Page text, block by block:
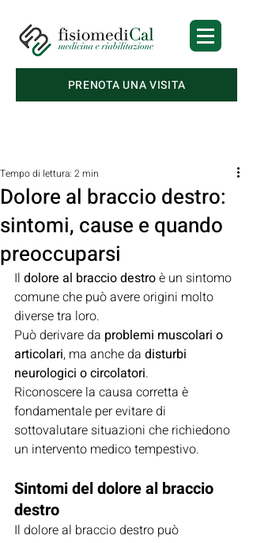
PRENOTA UNA VISITA
Dolore al braccio destro:
sintomi, cause e quando
preoccuparsi
Tempo di lettura: 2 min
Il dolore al braccio destro è un sintomo
comune che può avere origini molto
diverse tra loro.
Può derivare da problemi muscolari o
articolari, ma anche da disturbi
neurologici o circolatori.
Riconoscere la causa corretta è
fondamentale per evitare di
sottovalutare situazioni che richiedono
un intervento medico tempestivo.
Sintomi del dolore al braccio
destro
Il dolore al braccio destro può